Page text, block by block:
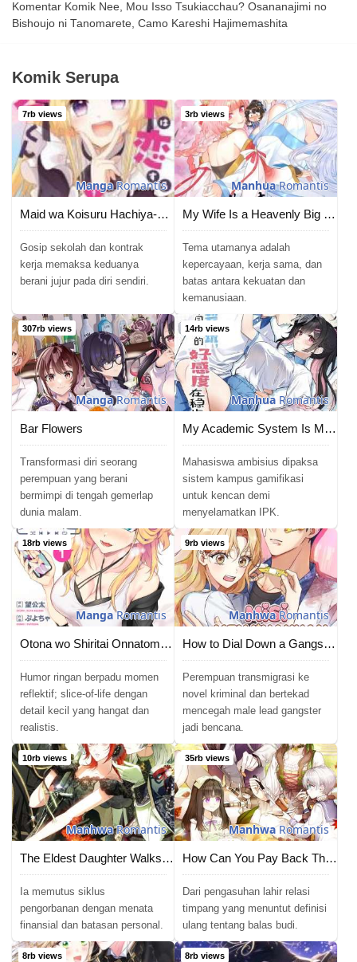
Komentar Komik Nee, Mou Isso Tsukiacchau? Osananajimi no
Bishoujo ni Tanomarete, Camo Kareshi Hajimemashita
Komik Serupa
7rb views
MangaRomantis
Maid wa Koisuru Hachiya-kun
Gosip sekolah dan kontrak
kerja memaksa keduanya
berani jujur pada diri sendiri.
3rb views
ManhuaRomantis
My Wife Is a Heavenly Big Shot
Tema utamanya adalah
kepercayaan, kerja sama, dan
batas antara kekuatan dan
kemanusiaan.
307rb views
MangaRomantis
Bar Flowers
Transformasi diri seorang
perempuan yang berani
bermimpi di tengah gemerlap
dunia malam.
14rb views
Manhua Romantis
My Academic System Is Making Me Date?!
Mahasiswa ambisius dipaksa
sistem kampus gamifikasi
untuk kencan demi
menyelamatkan IPK.
18rb views
MangaRomantis
Otona wo Shiritai Onnatomodachi
Humor ringan berpadu momen
reflektif; slice-of-life dengan
detail kecil yang hangat dan
realistis.
9rb views
ManhwaRomantis
How to Dial Down a Gangster Male Lead
Perempuan transmigrasi ke
novel kriminal dan bertekad
mencegah male lead gangster
jadi bencana.
10rb views
ManhwaRomantis
The Eldest Daughter Walks Down The Flower Path
Ia memutus siklus
pengorbanan dengan menata
finansial dan batasan personal.
35rb views
ManhwaRomantis
How Can You Pay Back The Kindness I Raised With Obsession?
Dari pengasuhan lahir relasi
timpang yang menuntut definisi
ulang tentang balas budi.
8rb views 8rb views